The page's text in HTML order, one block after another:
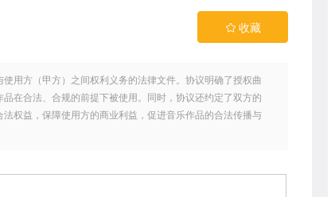
收藏
用方（甲方）之间权利义务的法律文件。协议明确了授权曲
在合法、合规的前提下被使用。同时，协议还约定了双方的
权益，保障使用方的商业利益，促进音乐作品的合法传播与